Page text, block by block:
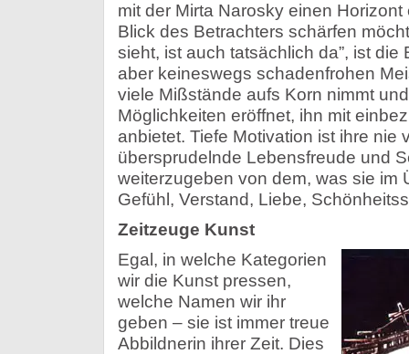
mit der Mirta Narosky einen
Blick des Betrachters schärfen
sieht, ist auch tatsächlich da”, ist die
aber keineswegs schadenfrohen
viele Mißstände aufs Korn nimmt
Möglichkeiten eröffnet, ihn mit
anbietet. Tiefe Motivation ist ihre nie
übersprudelnde Lebensfreude und
weiterzugeben von dem, was sie im
Gefühl, Verstand, Liebe,
Zeitzeuge Kunst
Egal, in welche Kategorien
wir die Kunst pressen,
welche Namen wir ihr
geben – sie ist immer treue
Abbildnerin ihrer Zeit. Dies